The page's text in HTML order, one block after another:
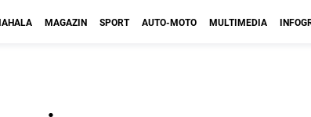
MAGAZIN SPORT AUTO-MOTO MULTIMEDIA